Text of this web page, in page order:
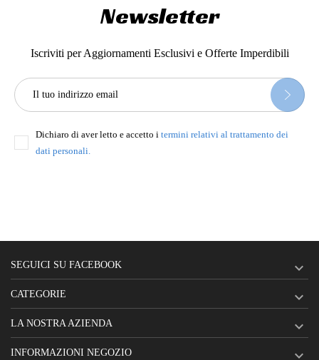
Newsletter
Iscriviti per Aggiornamenti Esclusivi e Offerte Imperdibili
Dichiaro di aver letto e accetto i termini relativi al trattamento dei
dati personali.
SEGUICI SU FACEBOOK 
CATEGORIE 
LA NOSTRA AZIENDA 
INFORMAZIONI NEGOZIO 